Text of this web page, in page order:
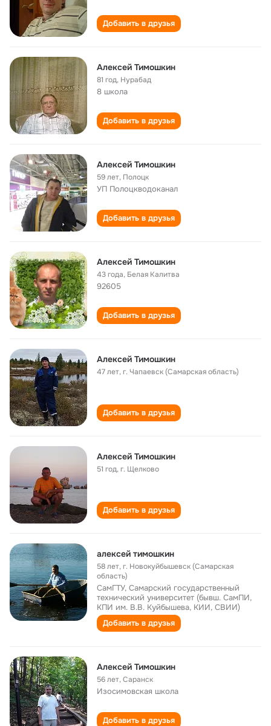
Добавить в друзья
Алексей Тимошкин
81 год, Нурабад
8 школа
Добавить в друзья
Алексей Тимошкин
59 лет, Полоцк
УП Полоцкводоканал
Добавить в друзья
Алексей Тимошкин
43 года, Белая Калитва
92605
Добавить в друзья
Алексей Тимошкин
47 лет,г. Чапаевск (Самарская область)
Добавить в друзья
Алексей Тимошкин
51 год,г. Щелково
Добавить в друзья
алексей тимошкин
58 лет,г. Новокуйбышевск (Самарская
область)
СамГТУ, Самарский государственный
технический университет (бывш. СамПИ,
КПИ им. В.В. Куйбышева, КИИ, СВИИ)
Добавить в друзья
Алексей Тимошкин
56 лет,Саранск
Изосимовская школа
Добавить в друзья